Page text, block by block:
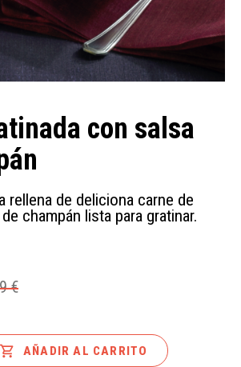
con salsa
rellena de deliciona carne de
champán lista para gratinar.
€
 AÑADIR AL CARRITO